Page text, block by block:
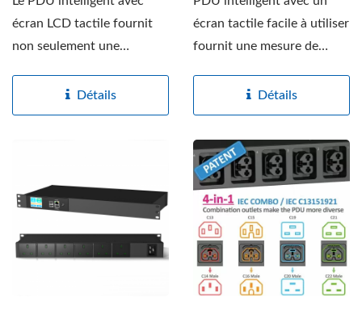
écran LCD tactile fournit
non seulement une
Détails
écran tactile facile à utiliser
fournit une mesure de
Détails